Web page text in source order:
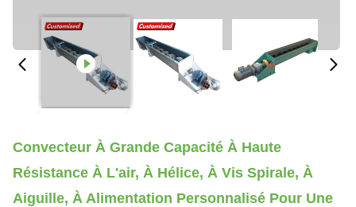
Convecteur À Grande Capacité À Haute
Résistance À L'air, À Hélice, À Vis Spirale, À
Aiguille, À Alimentation Personnalisé Pour Une